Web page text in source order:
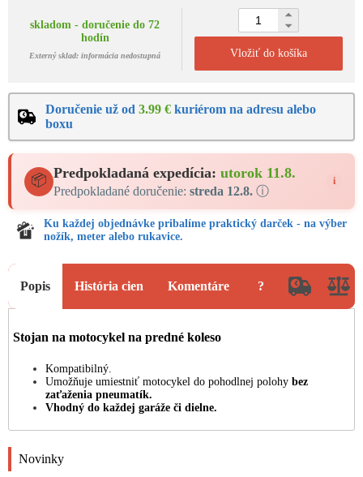
skladom - doručenie do 72
hodín
Externý sklad: informácia nedostupná Vložiť do košíka
Doručenie už od 3.99 € kuriérom na adresu alebo
boxu
📦 Predpokladaná expedícia: utorok 11.8.
Predpokladané doručenie: streda 12.8. ⓘ
i
Ku každej objednávke pribalíme praktický darček - na výber
nožík, meter alebo rukavice.
Popis História cien Komentáre ?
Stojan na motocykel na predné koleso
Kompatibilný.
Umožňuje umiestniť motocykel do pohodlnej polohy bez
zaťaženia pneumatík.
Vhodný do každej garáže či dielne.
Novinky